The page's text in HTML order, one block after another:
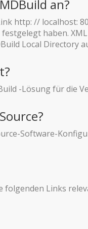
an?
http: // localhost:
haben.
Local Directory
-Lösung für die
Software-
folgenden Links